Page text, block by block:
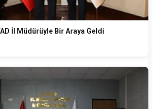
İl Müdürüyle Bir Araya Geldi